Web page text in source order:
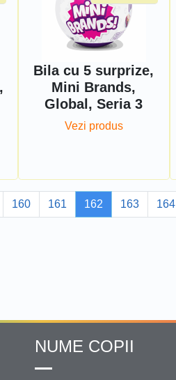
Bila cu 5 surprize,
Mini Brands,
Global, Seria 3
Vezi produs
160 161 162 163 164
NUME COPII